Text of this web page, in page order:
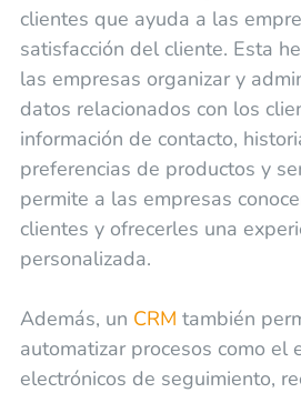
clientes que ayuda a las
satisfacción del cliente. Esta
las empresas organizar y
datos relacionados con los
información de contacto,
preferencias de productos y
permite a las empresas
clientes y ofrecerles una
personalizada.
Además, un CRM también
automatizar procesos como el
electrónicos de seguimiento,